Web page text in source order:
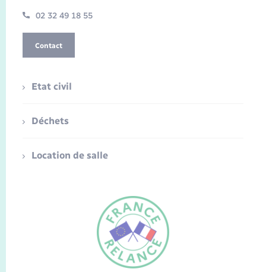
02 32 49 18 55
Contact
Etat civil
Déchets
Location de salle